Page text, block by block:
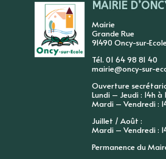
MAIRIE
Mairie
Grande Rue
91490 Oncy-sur-Ecole
Tél. 01 64 98 81 40
mairie@oncy-sur-
Ouverture
Lundi – Jeudi : 14h à
Mardi – Vendredi :
Juillet / Août :
Mardi – Vendredi :
Permanence du